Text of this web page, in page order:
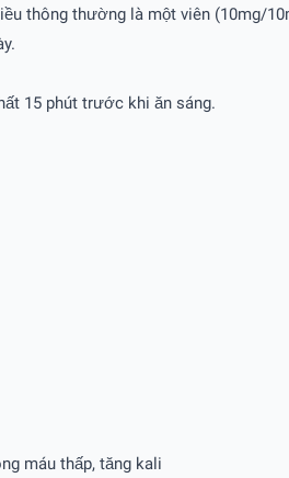
thông thường là một viên (10mg/
15 phút trước khi ăn sáng.
máu thấp, tăng kali